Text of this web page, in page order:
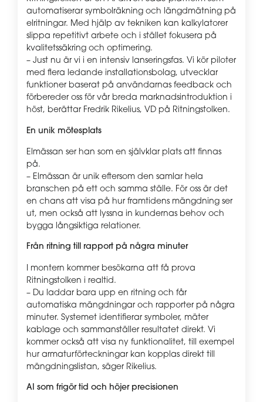
automatiserar symbolräkning och längdmätning på
elritningar. Med hjälp av tekniken kan kalkylatorer
slippa repetitivt arbete och i stället fokusera på
kvalitetssäkring och optimering.
– Just nu är vi i en intensiv lanseringsfas. Vi kör piloter
med flera ledande installationsbolag, utvecklar
funktioner baserat på användarnas feedback och
förbereder oss för vår breda marknadsintroduktion i
höst, berättar Fredrik Rikelius, VD på Ritningstolken.
En unik mötesplats
Elmässan ser han som en självklar plats att finnas
på.
– Elmässan är unik eftersom den samlar hela
branschen på ett och samma ställe. För oss är det
en chans att visa på hur framtidens mängdning ser
ut, men också att lyssna in kundernas behov och
bygga långsiktiga relationer.
Från ritning till rapport på några minuter
I montern kommer besökarna att få prova
Ritningstolken i realtid.
– Du laddar bara upp en ritning och får
automatiska mängdningar och rapporter på några
minuter. Systemet identifierar symboler, mäter
kablage och sammanställer resultatet direkt. Vi
kommer också att visa ny funktionalitet, till exempel
hur armaturförteckningar kan kopplas direkt till
mängdningslistan, säger Rikelius.
AI som frigör tid och höjer precisionen